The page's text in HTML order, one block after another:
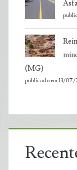
(MG)
publicado em 13/07/